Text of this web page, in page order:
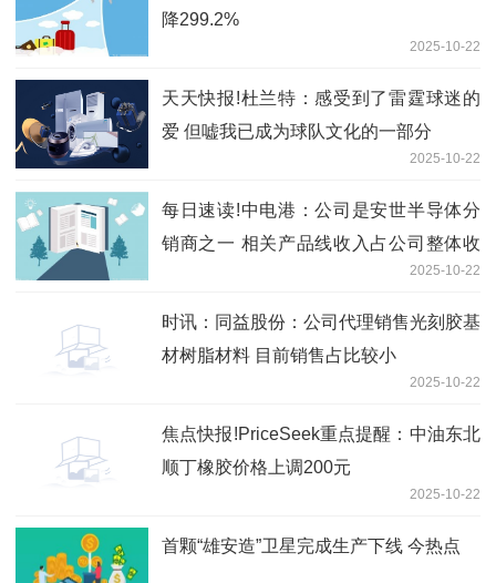
降299.2%
2025-10-22
天天快报!杜兰特：感受到了雷霆球迷的
爱 但嘘我已成为球队文化的一部分
2025-10-22
每日速读!中电港：公司是安世半导体分
销商之一 相关产品线收入占公司整体收
2025-10-22
时讯：同益股份：公司代理销售光刻胶基
材树脂材料 目前销售占比较小
2025-10-22
焦点快报!PriceSeek重点提醒：中油东北
顺丁橡胶价格上调200元
2025-10-22
首颗“雄安造”卫星完成生产下线 今热点